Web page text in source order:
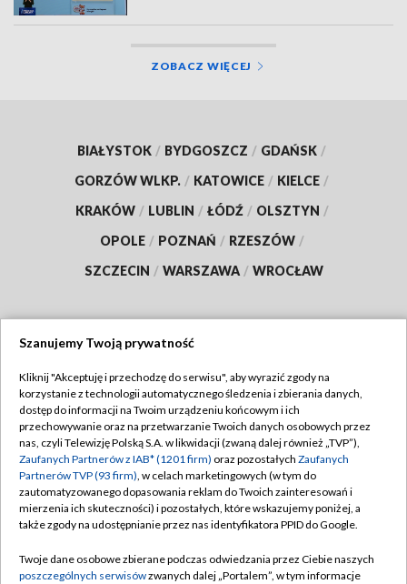
ZOBACZ WIĘCEJ
BIAŁYSTOK / BYDGOSZCZ / GDAŃSK /
GORZÓW WLKP. / KATOWICE / KIELCE /
KRAKÓW / LUBLIN / ŁÓDŹ / OLSZTYN /
OPOLE / POZNAŃ / RZESZÓW /
SZCZECIN / WARSZAWA / WROCŁAW
TVP
Abonament TVP
Emisja w TVP
Centrum informacji TVP
Naziemna Telewizja Cyfrowa
Rada Programowa
Regulamin TVP
Polityka prywatności
Moje zgody
Pomoc
Kontakt
Szanujemy Twoją prywatność
Kliknij "Akceptuję i przechodzę do serwisu", aby wyrazić zgody na
korzystanie z technologii automatycznego śledzenia i zbierania danych,
dostęp do informacji na Twoim urządzeniu końcowym i ich
przechowywanie oraz na przetwarzanie Twoich danych osobowych przez
nas, czyli Telewizję Polską S.A. w likwidacji (zwaną dalej również „TVP”),
Zaufanych Partnerów z IAB* (1201 firm) oraz pozostałych Zaufanych
Partnerów TVP (93 firm), w celach marketingowych (w tym do
zautomatyzowanego dopasowania reklam do Twoich zainteresowań i
mierzenia ich skuteczności) i pozostałych, które wskazujemy poniżej, a
także zgody na udostępnianie przez nas identyfikatora PPID do Google.
Twoje dane osobowe zbierane podczas odwiedzania przez Ciebie naszych
poszczególnych serwisówzwanych dalej „Portalem”, w tym informacje